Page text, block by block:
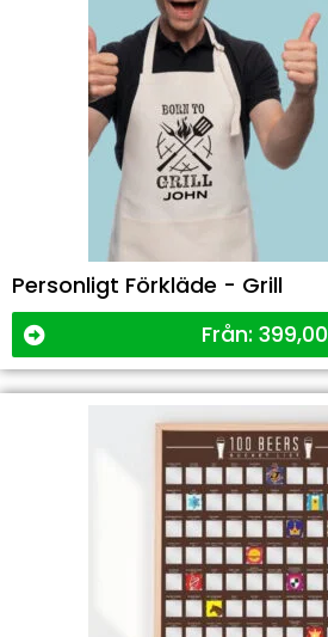
Personligt Förkläde - Grill
Från: 399,00